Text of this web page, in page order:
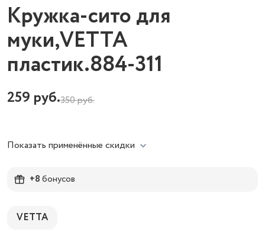
Кружка-сито для
муки,VETTA
пластик.884-311
259 руб.350руб.
Показать применённые скидки
+8бонусов
VETTA